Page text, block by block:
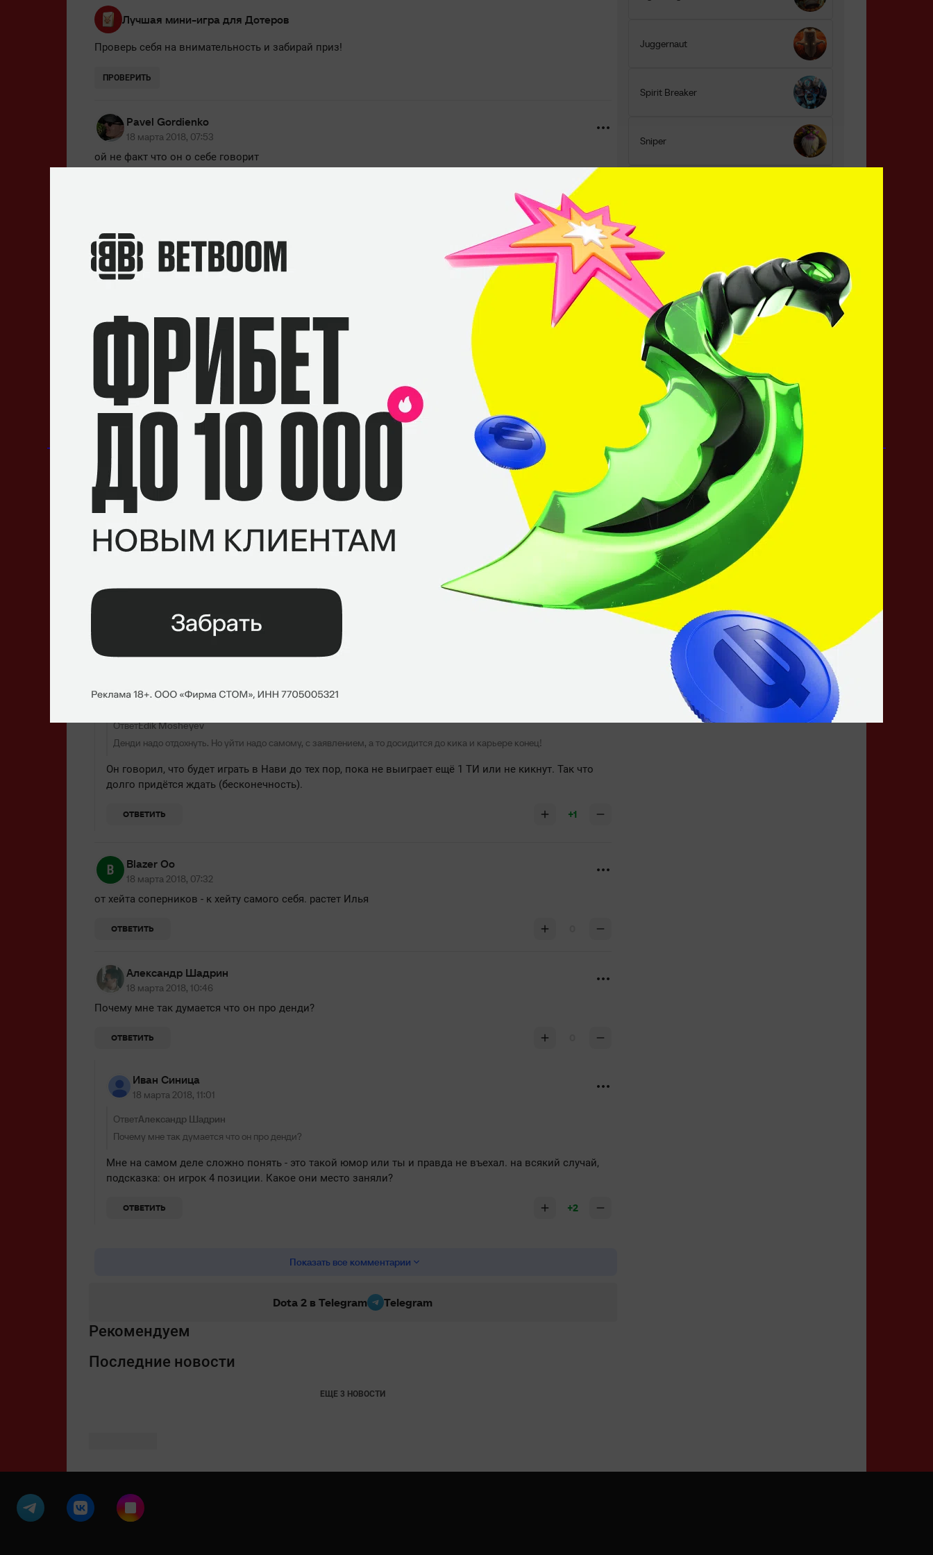
Лучшая мини-игра для Дотеров
Проверь себя на внимательность и забирай приз!
ПРОВЕРИТЬ
Pavel Gordienko
18 марта 2018, 07:53
ой не факт что он о себе говорит
+9
Lalafell
18 марта 2018, 07:48
Это он про Данылу говорит.
+4
Imosha
18 марта 2018, 11:52
Может он имел в виду что лучшая 4 заняла 4 место?
ОТВЕТИТЬ
18 марта 2018, 08:04
вместо денди резоля и леброна на какого то фнг нужен капитан а не мидер-пикер
ОТВЕТИТЬ +2
Денди надо отдохнуть. Но уйти надо самому, с заявлением, а то досидится до кика и карьере конец!
18 марта 2018, 10:56
ОтветEdik Mosheyev
Денди надо отдохнуть. Но уйти надо самому, с заявлением, а то досидится до кика и карьере конец!
Он говорил, что будет играть в Нави до тех пор, пока не выиграет ещё 1 ТИ или не кикнут. Так что
долго придётся ждать (бесконечность).
ОТВЕТИТЬ +1
Blazer Oo
18 марта 2018, 07:32
от хейта соперников - к хейту самого себя. растет Илья
ОТВЕТИТЬ
Александр Шадрин
18 марта 2018, 10:46
Почему мне так думается что он про денди?
ОТВЕТИТЬ
Иван Синица
18 марта 2018, 11:01
ОтветАлександр Шадрин
Почему мне так думается что он про денди?
Мне на самом деле сложно понять - это такой юмор или ты и правда не въехал. на всякий случай,
подсказка: он игрок 4 позиции. Какое они место заняли?
ОТВЕТИТЬ +2
Показать все комментарии
Dota 2 в Telegram Telegram
Рекомендуем
Последние новости
ЕЩЕ 3 НОВОСТИ
Juggernaut
Spirit Breaker
Sniper
Поделитесь c миром
своим ответом